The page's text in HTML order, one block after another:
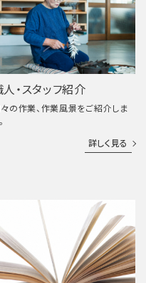
・スタッフ紹介
の作業、作業風景をご紹介しま
詳しく見る